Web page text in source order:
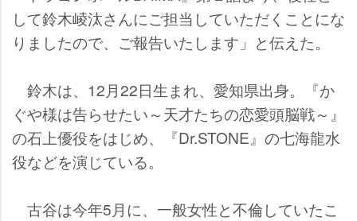
して鈴木崚汰さんにご担当していただくことにな
りましたので、ご報告いたします」と伝えた。
鈴木は、12月22日生まれ、愛知県出身。『か
ぐや様は告らせたい～天才たちの恋愛頭脳戦～』
の石上優役をはじめ、『Dr.STONE』の七海龍水
役などを演じている。
古谷は今年5月に、一般女性と不倫していたこ